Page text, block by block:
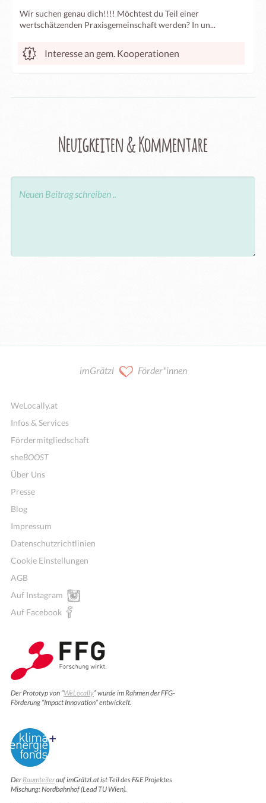
Wir suchen genau dich!!!! Möchtest du Teil einer
wertschätzenden Praxisgemeinschaft werden? In un...
Interesse an gem. Kooperationen
Neuigkeiten & Kommentare
imGrätzl Förder*innen
WeLocally.at
Infos & Services
Fördermitgliedschaft
sheBOOST
Über Uns
Presse
Blog
Impressum
Datenschutzrichtlinien
Cookie Einstellungen
AGB
Auf Instagram
Auf Facebook
Der Prototyp von “WeLocally” wurde im Rahmen der FFG-
Förderung “Impact Innovation” entwickelt.
DerRaumteilerauf imGrätzl.at ist Teil des F&E Projektes
Mischung: Nordbahnhof (Lead TU Wien).